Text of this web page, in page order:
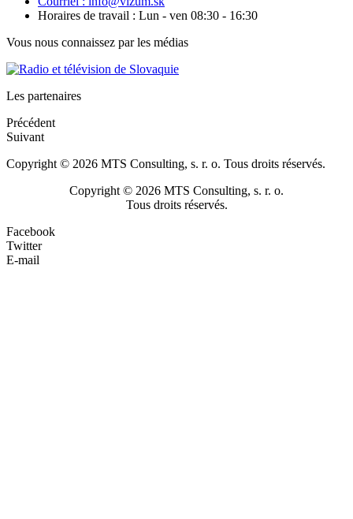
Horaires de travail : Lun - ven 08:30 - 16:30
Vous nous connaissez par les médias
Les partenaires
Précédent
Suivant
Copyright © 2026 MTS Consulting, s. r. o. Tous droits réservés.
Copyright © 2026 MTS Consulting, s. r. o.
Tous droits réservés.
Facebook
Twitter
E-mail